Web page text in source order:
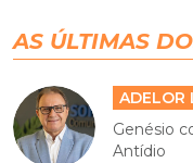
AS ÚLTIMAS
ADELOR
Genésio
Antídio